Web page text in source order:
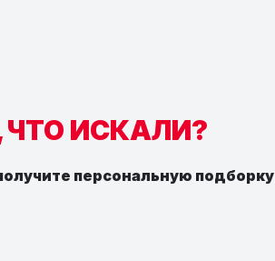
ИСКАЛИ?
персональную подборку